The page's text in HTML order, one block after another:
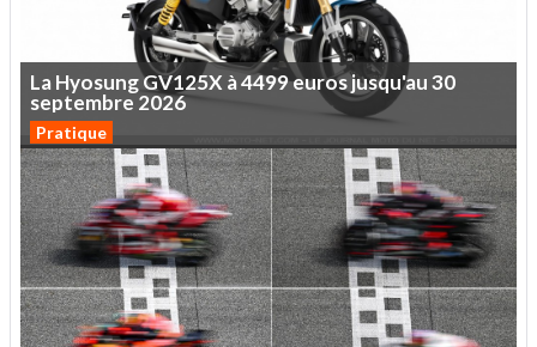
LaHyosungGV125X à4499eurosjusqu'au30
septembre 2026
Pratique